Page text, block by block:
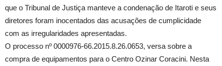
que o Tribunal de Justiça manteve a condenação de Itaroti e seus
diretores foram inocentados das acusações de cumplicidade
com as irregularidades apresentadas.
O processo nº 0000976-66.2015.8.26.0653, versa sobre a
compra de equipamentos para o Centro Ozinar Coracini. Nesta